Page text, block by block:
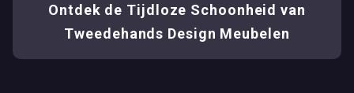
Ontdek de Tijdloze Schoonheid van
Tweedehands Design Meubelen